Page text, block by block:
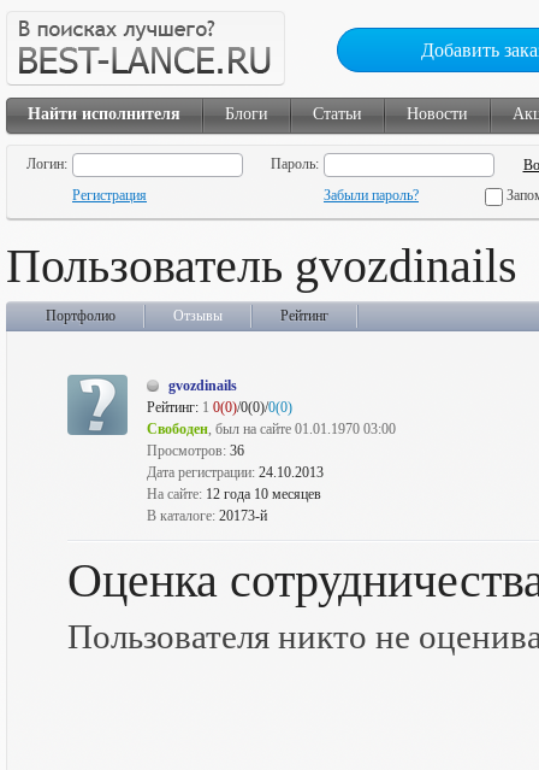
Добавить
Найти исполнителя Блоги Статьи Новости
Логин:
Пароль:
Регистрация
Забыли пароль?
Пользователь gvozdinails
Портфолио Отзывы Рейтинг
gvozdinails
Рейтинг: 1 0(0)/0(0)/0(0)
Свободен, был на сайте 01.01.1970 03:00
Просмотров: 36
Дата регистрации: 24.10.2013
На сайте: 12 года 10 месяцев
В каталоге: 20173-й
Оценка
Пользователя никто не